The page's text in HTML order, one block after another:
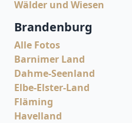
Wälder und Wiesen
Brandenburg
Alle Fotos
Barnimer Land
Dahme-Seenland
Elbe-Elster-Land
Fläming
Havelland